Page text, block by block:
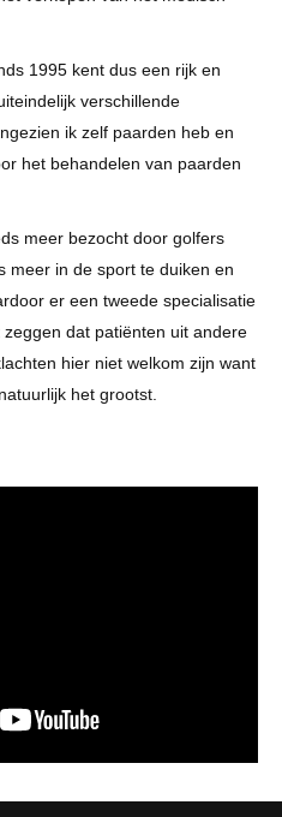
1995 kent dus een rijk en
verschillende
ik zelf paarden heb en
het behandelen van paarden
meer bezocht door golfers
meer in de sport te duiken en
er een tweede specialisatie
dat patiënten uit andere
hier niet welkom zijn want
het grootst.